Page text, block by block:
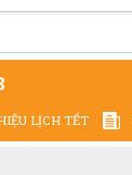
LỊCH TẾT